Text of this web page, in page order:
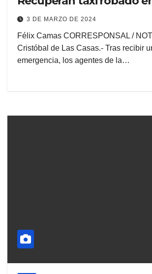
3 DE MARZO DE 2024
Félix Camas CORRESPONSAL /
Cristóbal de Las Casas.- Tras recibir
emergencia, los agentes de la…